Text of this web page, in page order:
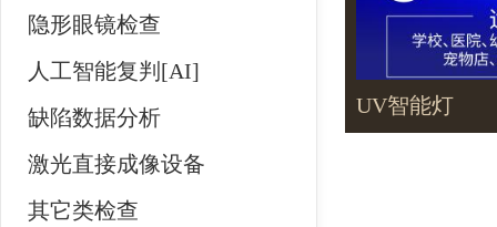
UV智能灯
隐形眼镜检查
人工智能复判[AI]
缺陷数据分析
激光直接成像设备
其它类检查